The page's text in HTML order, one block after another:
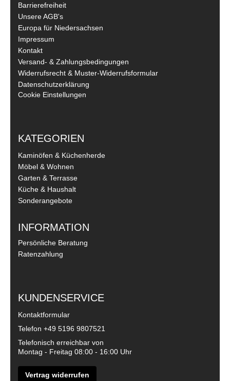
Barrierefreiheit
Unsere AGB's
Europa für Niedersachsen
Impressum
Kontakt
Versand- & Zahlungsbedingungen
Widerrufsrecht & Muster-Widerrufsformular
Datenschutzerklärung
Cookie Einstellungen
KATEGORIEN
Kaminöfen & Küchenherde
Möbel & Wohnen
Garten & Terrasse
Küche & Haushalt
Sonderangebote
INFORMATION
Persönliche Beratung
Ratenzahlung
KUNDENSERVICE
Kontaktformular
Telefon +49 5196 9807521
Telefonisch erreichbar von
Montag - Freitag 08:00 - 16:00 Uhr
Vertrag widerrufen